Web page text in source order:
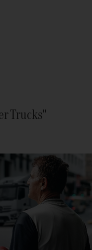
Trucks"